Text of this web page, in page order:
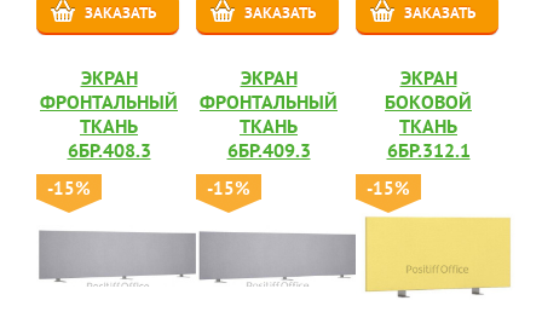
ЗАКАЗАТЬ ЗАКАЗАТЬ ЗАКАЗАТЬ
ЭКРАН
ФРОНТАЛЬНЫЙ
ТКАНЬ
6БР.408.3
-15%
ЭКРАН
ФРОНТАЛЬНЫЙ
ТКАНЬ
6БР.409.3
-15%
ЭКРАН
БОКОВОЙ
ТКАНЬ
6БР.312.1
-15%